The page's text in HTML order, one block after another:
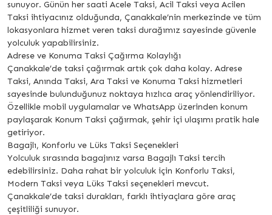
sunuyor. Günün her saati Acele Taksi, Acil Taksi veya Acilen
Taksi ihtiyacınız olduğunda, Çanakkale’nin merkezinde ve tüm
lokasyonlara hizmet veren taksi durağımız sayesinde güvenle
yolculuk yapabilirsiniz.
Adrese ve Konuma Taksi Çağırma Kolaylığı
Çanakkale’de taksi çağırmak artık çok daha kolay. Adrese
Taksi, Anında Taksi, Ara Taksi ve Konuma Taksi hizmetleri
sayesinde bulunduğunuz noktaya hızlıca araç yönlendiriliyor.
Özellikle mobil uygulamalar ve WhatsApp üzerinden konum
paylaşarak Konum Taksi çağırmak, şehir içi ulaşımı pratik hale
getiriyor.
Bagajlı, Konforlu ve Lüks Taksi Seçenekleri
Yolculuk sırasında bagajınız varsa Bagajlı Taksi tercih
edebilirsiniz. Daha rahat bir yolculuk için Konforlu Taksi,
Modern Taksi veya Lüks Taksi seçenekleri mevcut.
Çanakkale’de taksi durakları, farklı ihtiyaçlara göre araç
çeşitliliği sunuyor.